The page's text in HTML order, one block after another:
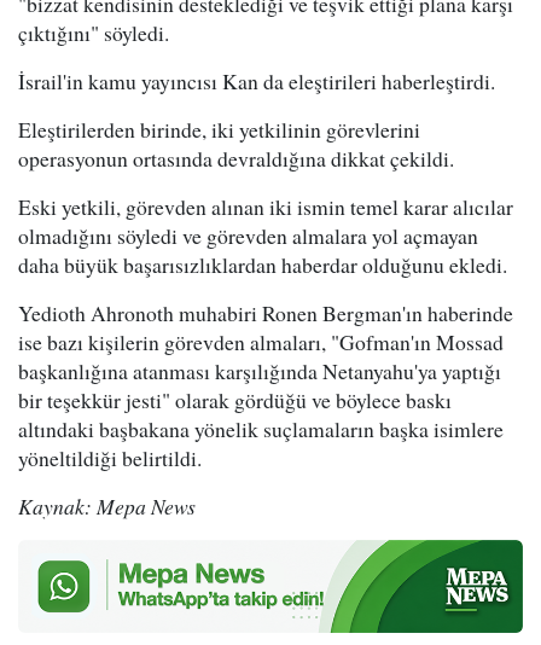
çıktığını" söyledi.
İsrail'in kamu yayıncısı Kan da eleştirileri haberleştirdi.
Eleştirilerden birinde, iki yetkilinin görevlerini
operasyonun ortasında devraldığına dikkat çekildi.
Eski yetkili, görevden alınan iki ismin temel karar alıcılar
olmadığını söyledi ve görevden almalara yol açmayan
daha büyük başarısızlıklardan haberdar olduğunu ekledi.
Yedioth Ahronoth muhabiri Ronen Bergman'ın haberinde
ise bazı kişilerin görevden almaları, "Gofman'ın Mossad
başkanlığına atanması karşılığında Netanyahu'ya yaptığı
bir teşekkür jesti" olarak gördüğü ve böylece baskı
altındaki başbakana yönelik suçlamaların başka isimlere
yöneltildiği belirtildi.
Kaynak: Mepa News